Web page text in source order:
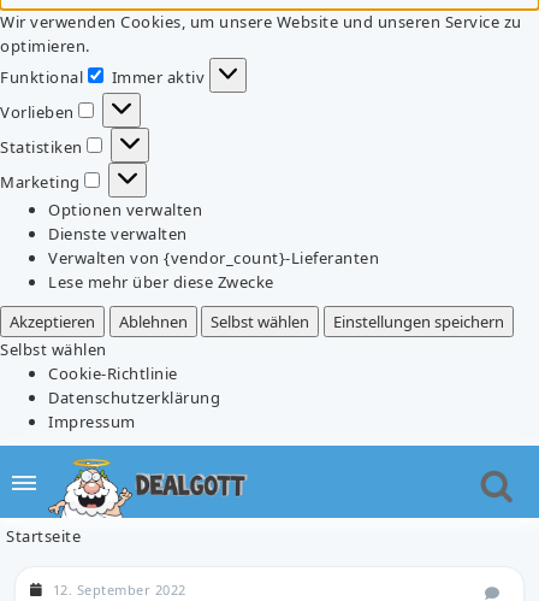
Wir verwenden Cookies, um unsere Website und unseren Service zu
optimieren.
Funktional
Funktional
Immer aktiv
Vorlieben
Vorlieben
Statistiken
Statistiken
Marketing
Marketing
Optionen verwalten
Dienste verwalten
Verwalten von {vendor_count}-Lieferanten
Lese mehr über diese Zwecke
Akzeptieren
Ablehnen Selbst wählen
Einstellungen speichern
Selbst wählen
Cookie-Richtlinie
Datenschutzerklärung
Impressum
Startseite
12. September 2022